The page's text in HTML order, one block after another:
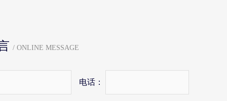
/ ONLINE MESSAGE
电话：